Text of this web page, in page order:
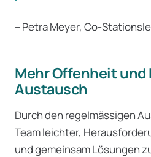
– Petra Meyer, Co-
Mehr Offenheit und
Austausch
Durch den regelmässigen
Team leichter,
und gemeinsam Lösungen